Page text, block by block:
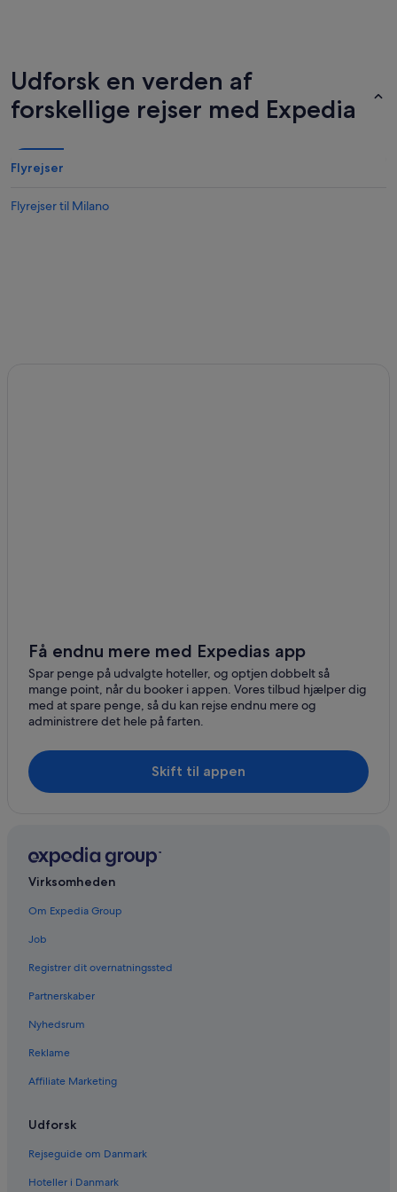
Udforsk en verden af
forskellige rejser med Expedia
Flyrejser
Flyrejser til Milano
Få endnu mere med Expedias app
Spar penge på udvalgte hoteller, og optjen dobbelt så
mange point, når du booker i appen. Vores tilbud hjælper dig
med at spare penge, så du kan rejse endnu mere og
administrere det hele på farten.
Skift til appen
Virksomheden
Om Expedia Group
Job
Registrer dit overnatningssted
Partnerskaber
Nyhedsrum
Reklame
Affiliate Marketing
Udforsk
Rejseguide om Danmark
Hoteller i Danmark